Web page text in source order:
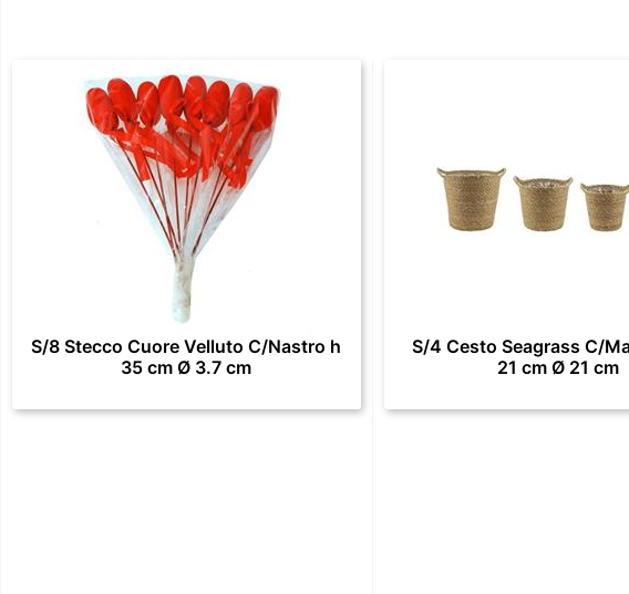
S/8 Stecco Cuore Velluto C/Nastro h
35 cm Ø 3.7 cm
S/4 Cesto Seagrass C/
21 cm Ø 21 cm